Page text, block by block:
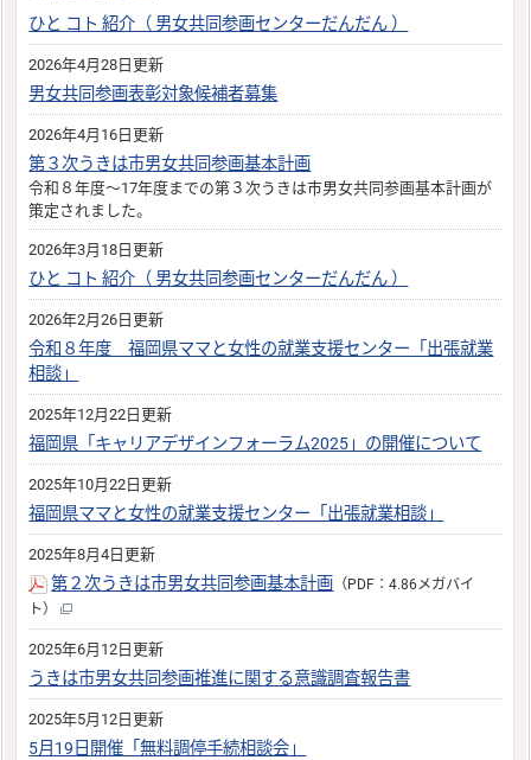
ひと コト 紹介（ 男女共同参画センターだんだん ）
2026年4月28日更新
男女共同参画表彰対象候補者募集
2026年4月16日更新
第３次うきは市男女共同参画基本計画
令和８年度～17年度までの第３次うきは市男女共同参画基本計画が
策定されました。
2026年3月18日更新
ひと コト 紹介（ 男女共同参画センターだんだん ）
2026年2月26日更新
令和８年度 福岡県ママと女性の就業支援センター「出張就業
相談」
2025年12月22日更新
福岡県「キャリアデザインフォーラム2025」の開催について
2025年10月22日更新
福岡県ママと女性の就業支援センター「出張就業相談」
2025年8月4日更新
第２次うきは市男女共同参画基本計画 （PDF：4.86メガバイ
ト）
2025年6月12日更新
うきは市男女共同参画推進に関する意識調査報告書
2025年5月12日更新
5月19日開催「無料調停手続相談会」